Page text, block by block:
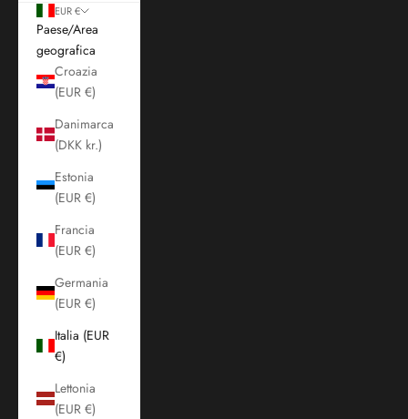
EUR €
Paese/Area
geografica
Croazia
(EUR €)
Danimarca
(DKK kr.)
Estonia
(EUR €)
Francia
(EUR €)
Germania
(EUR €)
Italia (EUR
€)
Lettonia
(EUR €)